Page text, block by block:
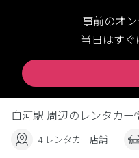
事前のオ
当日はす
白河駅 周辺のレンタカー
4 レンタカー店舗